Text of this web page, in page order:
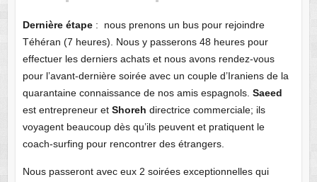
Dernière étape: nous prenons un bus pour rejoindre
Téhéran (7 heures). Nous y passerons 48 heures pour
effectuer les derniers achats et nous avons rendez-vous
pour l’avant-dernière soirée avec un couple d’Iraniens de la
quarantaine connaissance de nos amis espagnols. Saeed
est entrepreneur et Shoreh directrice commerciale; ils
voyagent beaucoup dès qu’ils peuvent et pratiquent le
coach-surfing pour rencontrer des étrangers.
Nous passeront avec eux 2 soirées exceptionnelles qui